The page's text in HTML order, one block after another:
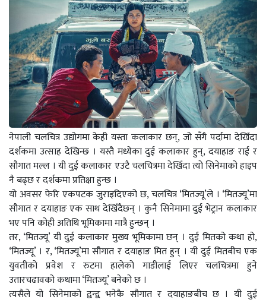
नेपाली चलचित्र उद्योगमा केही यस्ता कलाकार छन्, जो सँगै पर्दामा देखिँदा
दर्शकमा उत्साह देखिन्छ । यस्तै मध्येका दुई कलाकार हुन्, दयाहाङ राई र
सौगात मल्ल । यी दुई कलाकार एउटै चलचित्रमा देखिँदा त्यो सिनेमाको हाइप
नै बढ्छ र दर्शकमा प्रतिक्षा हुन्छ ।
यो अवसर फेरि एकपटक जुराइदिएको छ, चलचित्र ‘मितज्यू’ले । ‘मितज्यू’मा
सौगात र दयाहाङ एक साथ देखिँदैछन् । कुनै सिनेमामा दुई भेट्रान कलाकार
भए पनि कोही अतिथि भूमिकामा मात्रै हुन्छन् ।
तर, ‘मितज्यू’ यी दुई कलाकार मुख्य भूमिकामा छन् । दुई मितको कथा हो,
‘मितज्यू’ । र, ‘मितज्यू’मा सौगात र दयाहाङ मित हुन् । यी दुई मितबीच एक
युवतीको प्रवेश र रुटमा हालेको गाडीलाई लिएर चलचित्रमा हुने
उतारचढावको कथामा ‘मितज्यू’ बनेको छ ।
त्यसैले यो सिनेमाको द्वन्द्व भनेकै सौगात र दयाहाङबीच छ । यी दुई